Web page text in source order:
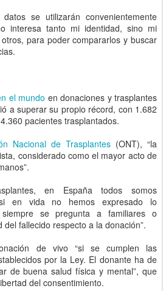
se utilizarán convenientemente
interesa tanto mi identidad, sino mi
para poder compararlos y buscar
el mundo en donaciones y trasplantes
a superar su propio récord, con 1.682
pacientes trasplantados.
Nacional de Trasplantes (ONT), “la
considerado como el mayor acto de
en España todos somos
si en vida no hemos expresado lo
se pregunta a familiares o
fallecido respecto a la donación”.
de vivo “si se cumplen las
por la Ley. El donante ha de
de buena salud física y mental”, que
del consentimiento.